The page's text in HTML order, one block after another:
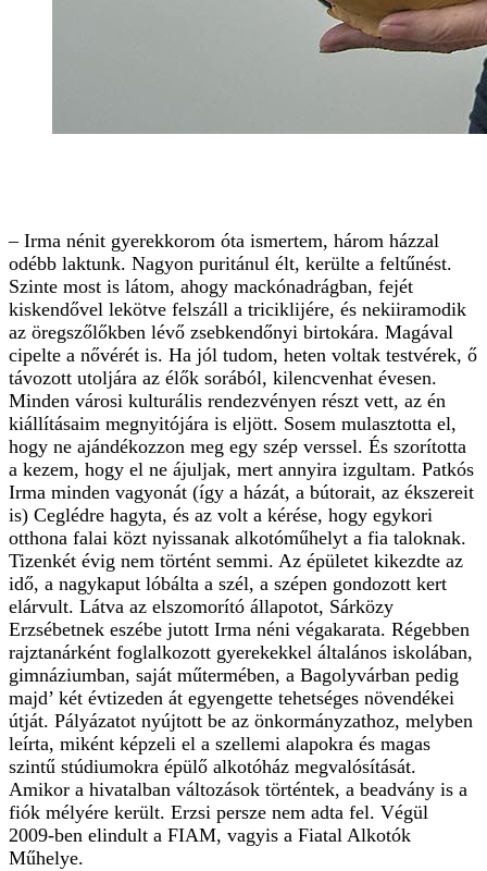
– Irma nénit gyerekkorom óta ismertem, három házzal
odébb laktunk. Nagyon puritánul élt, kerülte a feltűnést.
Szinte most is látom, ahogy mackónadrágban, fejét
kiskendővel lekötve felszáll a triciklijére, és nekiiramodik
az öregszőlőkben lévő zsebkendőnyi birtokára. Magával
cipelte a nővérét is. Ha jól tudom, heten voltak testvérek, ő
távozott utoljára az élők sorából, kilencvenhat évesen.
Minden városi kulturális rendezvényen részt vett, az én
kiállításaim megnyitójára is eljött. Sosem mulasztotta el,
hogy ne ajándékozzon meg egy szép verssel. És szorította
a kezem, hogy el ne ájuljak, mert annyira izgultam. Patkós
Irma minden vagyonát (így a házát, a bútorait, az ékszereit
is) Ceglédre hagyta, és az volt a kérése, hogy egykori
otthona falai közt nyissanak alkotóműhelyt a fia taloknak.
Tizenkét évig nem történt semmi. Az épületet kikezdte az
idő, a nagykaput lóbálta a szél, a szépen gondozott kert
elárvult. Látva az elszomorító állapotot, Sárközy
Erzsébetnek eszébe jutott Irma néni végakarata. Régebben
rajztanárként foglalkozott gyerekekkel általános iskolában,
gimnáziumban, saját műtermében, a Bagolyvárban pedig
majd’ két évtizeden át egyengette tehetséges növendékei
útját. Pályázatot nyújtott be az önkormányzathoz, melyben
leírta, miként képzeli el a szellemi alapokra és magas
szintű stúdiumokra épülő alkotóház megvalósítását.
Amikor a hivatalban változások történtek, a beadvány is a
fiók mélyére került. Erzsi persze nem adta fel. Végül
2009-ben elindult a FIAM, vagyis a Fiatal Alkotók
Műhelye.